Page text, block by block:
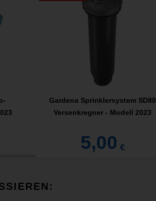
Gardena Sprinklersystem SD80
Versenkregner - Modell 2023
5,00 €